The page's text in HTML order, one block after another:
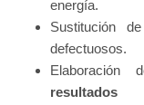
energía.
Sustitución
defectuosos.
Elaboración